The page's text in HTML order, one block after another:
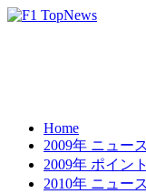
Home
2009年 ニュース
2009年 ポイント
2010年 ニュース